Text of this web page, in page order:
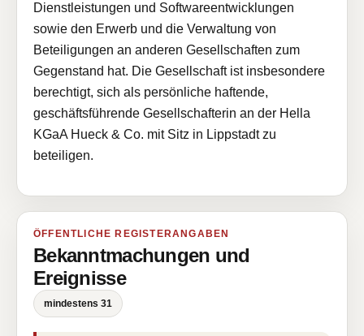
Dienstleistungen und Softwareentwicklungen
sowie den Erwerb und die Verwaltung von
Beteiligungen an anderen Gesellschaften zum
Gegenstand hat. Die Gesellschaft ist insbesondere
berechtigt, sich als persönliche haftende,
geschäftsführende Gesellschafterin an der Hella
KGaA Hueck & Co. mit Sitz in Lippstadt zu
beteiligen.
ÖFFENTLICHE REGISTERANGABEN
Bekanntmachungen und
Ereignisse
mindestens 31